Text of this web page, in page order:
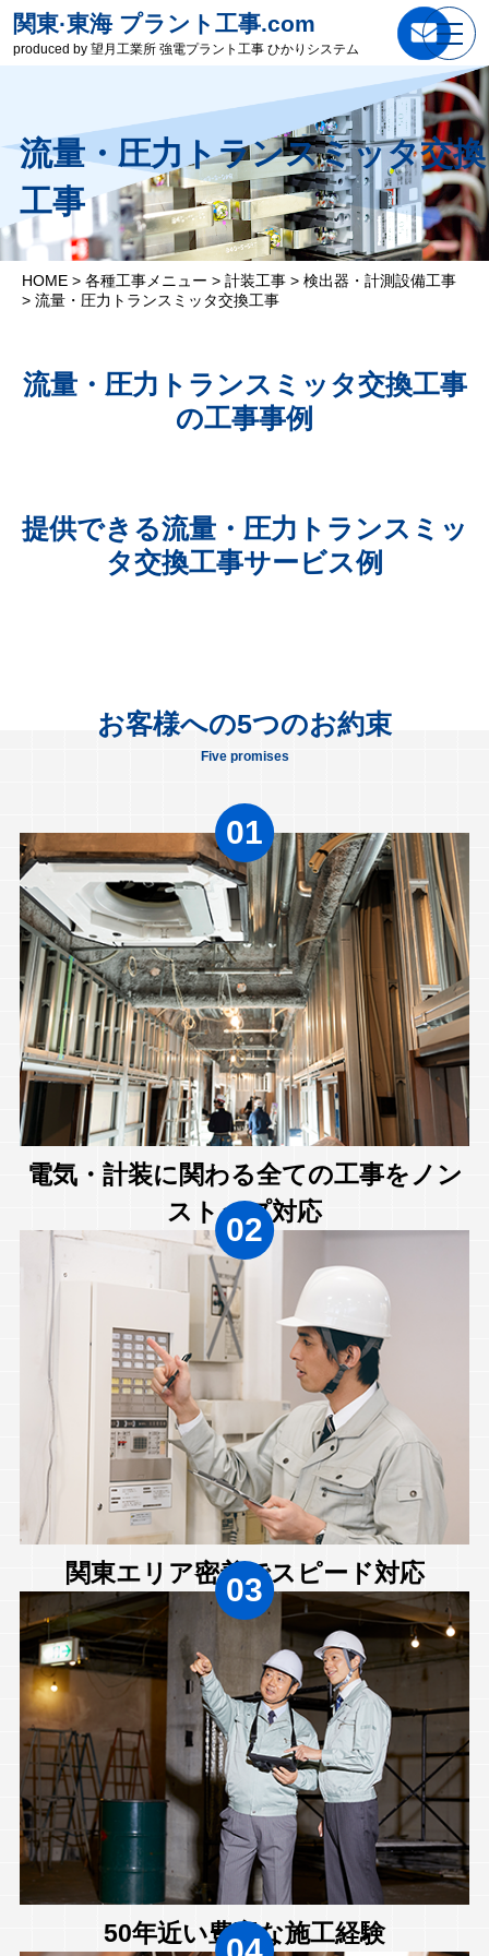
関東·東海 プラント工事.com
produced by 望月工業所 強電プラント工事 ひかりシステム
流量・圧力トランスミッタ交換
工事
HOME > 各種工事メニュー > 計装工事 > 検出器・計測設備工事
> 流量・圧力トランスミッタ交換工事
流量・圧力トランスミッタ交換工事
の工事事例
提供できる流量・圧力トランスミッ
タ交換工事サービス例
お客様への5つのお約束
Five promises
01
電気・計装に関わる全ての工事をノン
ストップ対応
02
関東エリア密着でスピード対応
03
50年近い豊富な施工経験